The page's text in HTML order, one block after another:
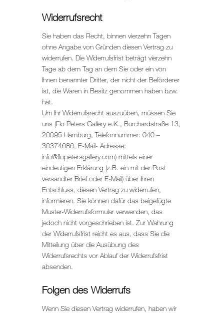
Widerrufsrecht
Sie haben das Recht, binnen vierzehn Tagen
ohne Angabe von Gründen diesen Vertrag zu
widerrufen. Die Widerrufsfrist beträgt vierzehn
Tage ab dem Tag an dem Sie oder ein von
Ihnen benannter Dritter, der nicht der Beförderer
ist, die Waren in Besitz genommen haben bzw.
hat.
Um Ihr Widerrufsrecht auszuüben, müssen Sie
uns (Flo Peters Gallery e.K., Burchardstraße 13,
20095 Hamburg, Telefonnummer: 040 –
30374686, E-Mail- Adresse:
info@flopetersgallery.com) mittels einer
eindeutigen Erklärung (z.B. ein mit der Post
versandter Brief oder E-Mail) über Ihren
Entschluss, diesen Vertrag zu widerrufen,
informieren. Sie können dafür das beigefügte
Muster-Widerrufsformular verwenden, das
jedoch nicht vorgeschrieben ist. Zur Wahrung
der Widerrufsfrist reicht es aus, dass Sie die
Mitteilung über die Ausübung des
Widerrufsrechts vor Ablauf der Widerrufsfrist
absenden.
Folgen des Widerrufs
Wenn Sie diesen Vertrag widerrufen, haben wir